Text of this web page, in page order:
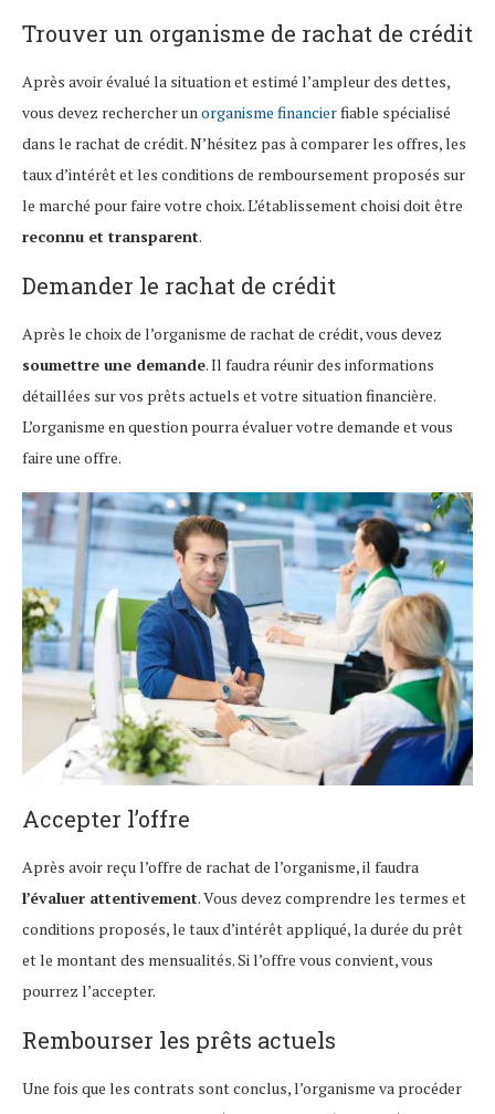
Trouver un organisme de rachat de crédit
Après avoir évalué la situation et estimé l’ampleur des dettes,
vous devez rechercher unorganisme financierfiable spécialisé
dans le rachat de crédit. N’hésitez pas à comparer les offres, les
taux d’intérêt et les conditions de remboursement proposés sur
le marché pour faire votre choix. L’établissement choisi doit être
reconnu et transparent.
Demander le rachat de crédit
Après le choix de l’organisme de rachat de crédit, vous devez
soumettre une demande. Il faudra réunir des informations
détaillées sur vos prêts actuels et votre situation financière.
L’organisme en question pourra évaluer votre demande et vous
faire une offre.
Accepter l’offre
Après avoir reçu l’offre de rachat de l’organisme, il faudra
l’évaluer attentivement. Vous devez comprendre les termes et
conditions proposés, le taux d’intérêt appliqué, la durée du prêt
et le montant des mensualités. Si l’offre vous convient, vous
pourrez l’accepter.
Rembourser les prêts actuels
Une fois que les contrats sont conclus, l’organisme va procéder